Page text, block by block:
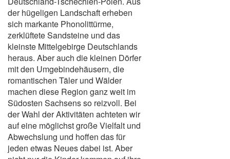
der hügeligen Landschaft erheben
sich markante Phonolittürme,
zerklüftete Sandsteine und das
kleinste Mittelgebirge Deutschlands
heraus. Aber auch die kleinen Dörfer
mit den Umgebindehäusern, die
romantischen Täler und Wälder
machen diese Region ganz weit im
Südosten Sachsens so reizvoll. Bei
der Wahl der Aktivitäten achteten wir
auf eine möglichst große Vielfalt und
Abwechslung und hoffen das für
jeden etwas Neues dabei ist. Aber